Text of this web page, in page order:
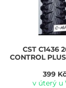
CST C1436
CONTROL
399 Kč
v úterý u